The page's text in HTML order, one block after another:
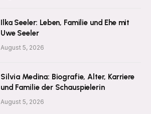
Ilka Seeler: Leben, Familie und Ehe mit
Uwe Seeler
August 5, 2026
Silvia Medina: Biografie, Alter, Karriere
und Familie der Schauspielerin
August 5, 2026